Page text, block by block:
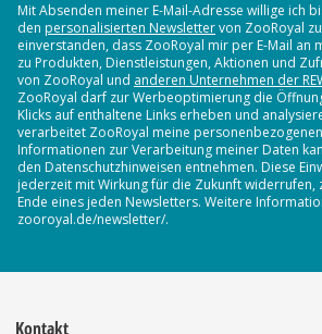
Mit Absenden meiner E-Mail-Adresse willige ich
den personalisierten Newslettervon ZooRoyal
einverstanden, dass ZooRoyal mir per E-Mail an
zu Produkten, Dienstleistungen, Aktionen und
von ZooRoyal und anderen Unternehmen der
ZooRoyal darf zur Werbeoptimierung die
Klicks auf enthaltene Links erheben und
verarbeitet ZooRoyal meine
Informationen zur Verarbeitung meiner Daten
den Datenschutzhinweisen entnehmen. Diese
jederzeit mit Wirkung für die Zukunft widerrufen,
Ende eines jeden Newsletters. Weitere
zooroyal.de/newsletter/.
Kontakt